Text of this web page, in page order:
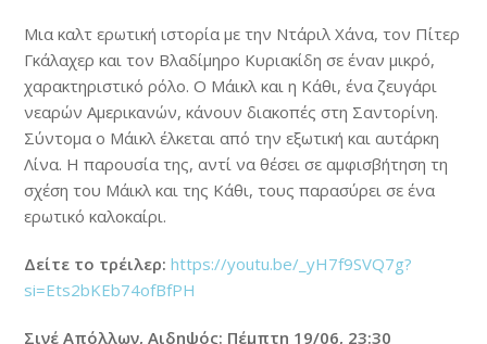
Μια καλτ ερωτική ιστορία με την Ντάριλ Χάνα, τον Πίτερ
Γκάλαχερ και τον Βλαδίμηρο Κυριακίδη σε έναν μικρό,
χαρακτηριστικό ρόλο. Ο Μάικλ και η Κάθι, ένα ζευγάρι
νεαρών Αμερικανών, κάνουν διακοπές στη Σαντορίνη.
Σύντομα ο Μάικλ έλκεται από την εξωτική και αυτάρκη
Λίνα. Η παρουσία της, αντί να θέσει σε αμφισβήτηση τη
σχέση του Μάικλ και της Κάθι, τους παρασύρει σε ένα
ερωτικό καλοκαίρι.
Δείτε το τρέιλερ: https://youtu.be/_yH7f9SVQ7g?
si=Ets2bKEb74ofBfPH
Σινέ Απόλλων, Αιδηψός: Πέμπτη 19/06, 23:30